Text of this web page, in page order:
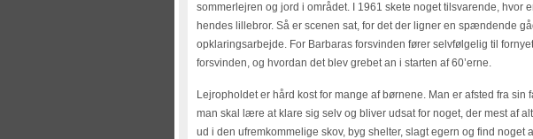
sommerlejren og jord i området. I 1961 skete noget tilsvarende, hvor
hendes lillebror. Så er scenen sat, for det der ligner en spændende
opklaringsarbejde. For Barbaras forsvinden fører selvfølgelig til
forsvinden, og hvordan det blev grebet an i starten af 60’erne.
Lejropholdet er hård kost for mange af børnene. Man er afsted fra
man skal lære at klare sig selv og bliver udsat for noget, der mest af
ud i den ufremkommelige skov, byg shelter, slagt egern og find noget